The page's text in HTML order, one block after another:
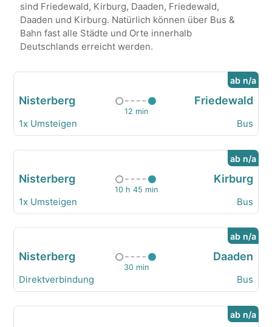
sind Friedewald, Kirburg, Daaden, Friedewald,
Daaden und Kirburg. Natürlich können über Bus &
Bahn fast alle Städte und Orte innerhalb
Deutschlands erreicht werden.
ab n/a
Nisterberg
12 min
Friedewald
1x Umsteigen Bus
ab n/a
Nisterberg
10 h 45 min
Kirburg
1x Umsteigen Bus
ab n/a
Nisterberg
30 min
Daaden
Direktverbindung Bus
ab n/a